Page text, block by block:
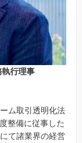
行理事
ム取引透明化法
整備に従事した
て諸業界の経営